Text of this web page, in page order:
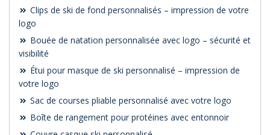
Clips de ski de fond personnalisés – impression de votre
logo
Bouée de natation personnalisée avec logo – sécurité et
visibilité
Étui pour masque de ski personnalisé – impression de
votre logo
Sac de courses pliable personnalisé avec votre logo
Boîte de rangement pour protéines avec entonnoir